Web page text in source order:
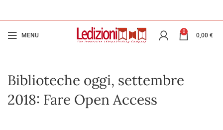
MENU
0
0,00 €
Biblioteche oggi, settembre
2018: Fare Open Access